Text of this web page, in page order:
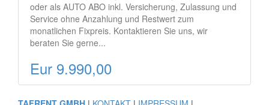
oder als AUTO ABO inkl. Versicherung, Zulassung und
Service ohne Anzahlung und Restwert zum
monatlichen Fixpreis. Kontaktieren Sie uns, wir
beraten Sie gerne...
Eur 9.990,00